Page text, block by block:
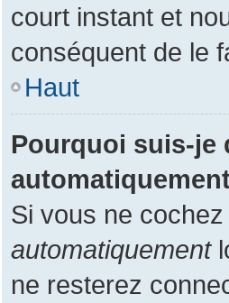
court instant et
conséquent de le
Haut
Pourquoi suis-je
Si vous ne
automatiquement
ne resterez